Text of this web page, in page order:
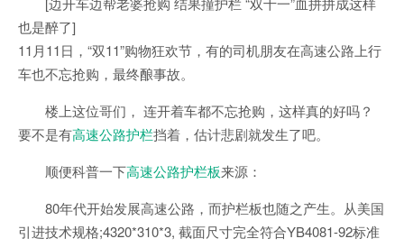
也是醉了]
11月11日，“双11”购物狂欢节，有的司机朋友在高速公路上行
车也不忘抢购，最终酿事故。
楼上这位哥们， 连开着车都不忘抢购，这样真的好吗？
要不是有高速公路护栏挡着，估计悲剧就发生了吧。
顺便科普一下高速公路护栏板来源：
80年代开始发展高速公路，而护栏板也随之产生。从美国
引进技术规格;4320*310*3, 截面尺寸完全符合YB4081-92标准